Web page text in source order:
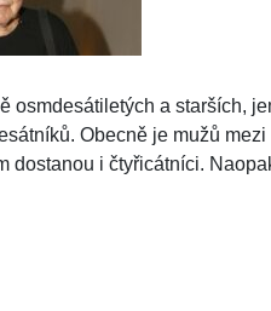
osmdesátiletých a starších,
Obecně je mužů
dostanou i čtyřicátníci.